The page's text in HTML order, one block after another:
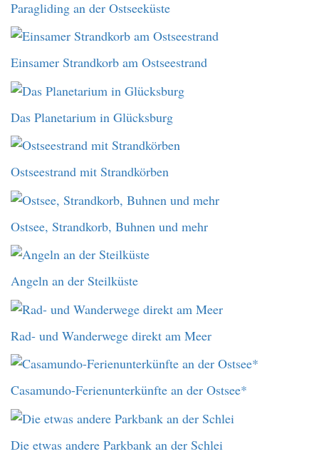
Paragliding an der Ostseeküste
Einsamer Strandkorb am Ostseestrand
Das Planetarium in Glücksburg
Ostseestrand mit Strandkörben
Ostsee, Strandkorb, Buhnen und mehr
Angeln an der Steilküste
Rad- und Wanderwege direkt am Meer
Casamundo-Ferienunterkünfte an der Ostsee*
Die etwas andere Parkbank an der Schlei